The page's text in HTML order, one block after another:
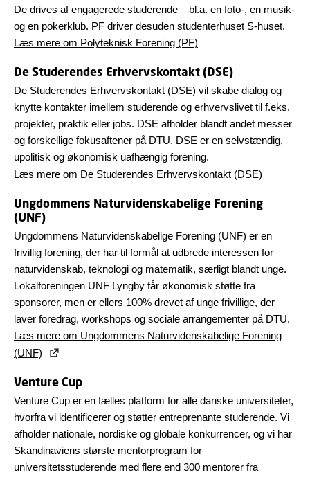
De drives af engagerede studerende – bl.a. en foto-, en musik-
og en pokerklub. PF driver desuden studenterhuset S-huset.
Læs mere om Polyteknisk Forening (PF)
De Studerendes Erhvervskontakt (DSE)
De Studerendes Erhvervskontakt (DSE) vil skabe dialog og
knytte kontakter imellem studerende og erhvervslivet til f.eks.
projekter, praktik eller jobs. DSE afholder blandt andet messer
og forskellige fokusaftener på DTU. DSE er en selvstændig,
upolitisk og økonomisk uafhængig forening.
Læs mere om De Studerendes Erhvervskontakt (DSE)
Ungdommens Naturvidenskabelige Forening
(UNF)
Ungdommens Naturvidenskabelige Forening (UNF) er en
frivillig forening, der har til formål at udbrede interessen for
naturvidenskab, teknologi og matematik, særligt blandt unge.
Lokalforeningen UNF Lyngby får økonomisk støtte fra
sponsorer, men er ellers 100% drevet af unge frivillige, der
laver foredrag, workshops og sociale arrangementer på DTU.
Læs mere om Ungdommens Naturvidenskabelige Forening
(UNF)
Venture Cup
Venture Cup er en fælles platform for alle danske universiteter,
hvorfra vi identificerer og støtter entreprenante studerende. Vi
afholder nationale, nordiske og globale konkurrencer, og vi har
Skandinaviens største mentorprogram for
universitetsstuderende med flere end 300 mentorer fra